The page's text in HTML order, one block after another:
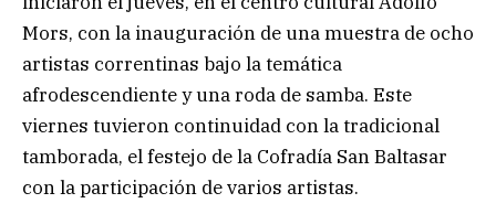
Mors, con la inauguración de una muestra de ocho
artistas correntinas bajo la temática
afrodescendiente y una roda de samba. Este
viernes tuvieron continuidad con la tradicional
tamborada, el festejo de la Cofradía San Baltasar
con la participación de varios artistas.